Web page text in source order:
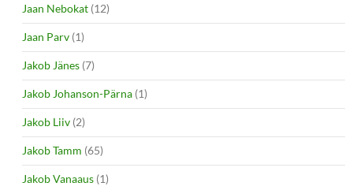
Jaan Nebokat (12)
Jaan Parv (1)
Jakob Jänes (7)
Jakob Johanson-Pärna (1)
Jakob Liiv (2)
Jakob Tamm (65)
Jakob Vanaaus (1)